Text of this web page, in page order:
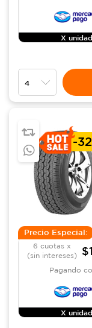
X unidad
-
Precio Especial:
6 cuotas x
(sin intereses)
Pagando
X unidad